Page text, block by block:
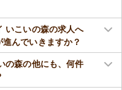
いこいの森の求人へ
んでいきますか？
の森の他にも、何件